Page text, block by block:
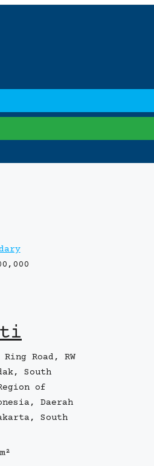
Road, RW
South
of
Daerah
South
m²